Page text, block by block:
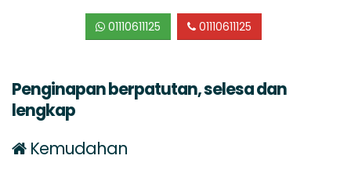
01110611125 01110611125
Penginapan berpatutan, selesa dan
lengkap
Kemudahan